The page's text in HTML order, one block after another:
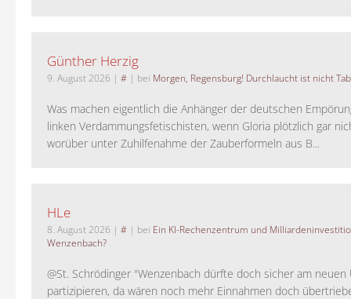
Günther Herzig
9. August 2026 | # | bei Morgen, Regensburg! Durchlaucht ist nicht
Was machen eigentlich die Anhänger der deutschen
linken Verdammungsfetischisten, wenn Gloria plötzlich gar
worüber unter Zuhilfenahme der Zauberformeln aus B...
HLe
8. August 2026 | # | bei Ein KI-Rechenzentrum und
Wenzenbach?
@St. Schrödinger "Wenzenbach dürfte doch sicher am neuen
partizipieren, da wären noch mehr Einnahmen doch